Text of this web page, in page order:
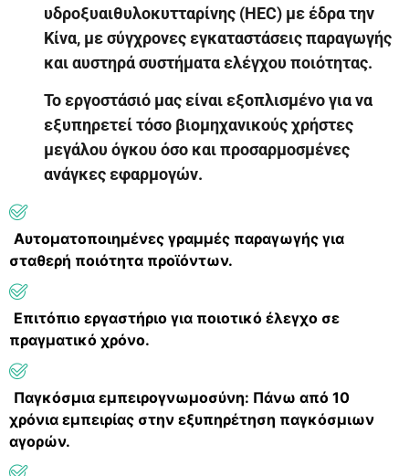
υδροξυαιθυλοκυτταρίνης (HEC) με έδρα την
Κίνα, με σύγχρονες εγκαταστάσεις παραγωγής
και αυστηρά συστήματα ελέγχου ποιότητας.
Το εργοστάσιό μας είναι εξοπλισμένο για να
εξυπηρετεί τόσο βιομηχανικούς χρήστες
μεγάλου όγκου όσο και προσαρμοσμένες
ανάγκες εφαρμογών.
Αυτοματοποιημένες γραμμές παραγωγής για
σταθερή ποιότητα προϊόντων.
Επιτόπιο εργαστήριο για ποιοτικό έλεγχο σε
πραγματικό χρόνο.
Παγκόσμια εμπειρογνωμοσύνη: Πάνω από 10
χρόνια εμπειρίας στην εξυπηρέτηση παγκόσμιων
αγορών.